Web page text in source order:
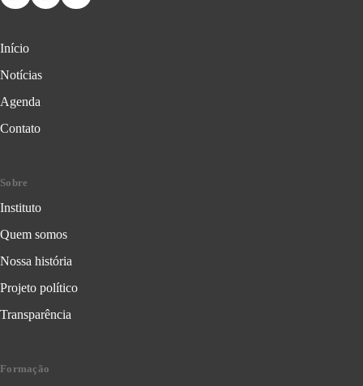
Início
Notícias
Agenda
Contato
Sobre
Instituto
Quem somos
Nossa história
Projeto político
Transparência
Formação